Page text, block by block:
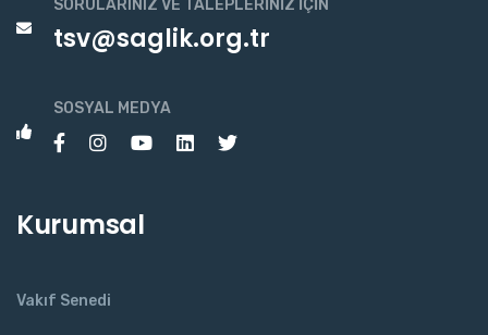
SORULARINIZ VE TALEPLERINIZ İÇIN
tsv@saglik.org.tr
SOSYAL MEDYA
Kurumsal
Vakıf Senedi